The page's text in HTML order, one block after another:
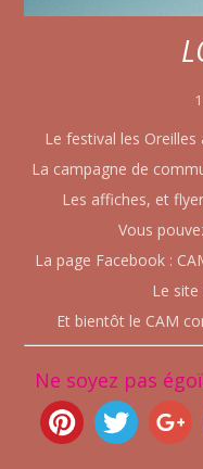
Le festival les
La campagne de
Les affiches, et
Vous
La page Facebook :
Le site
Et bientôt le CAM
Ne soyez pas